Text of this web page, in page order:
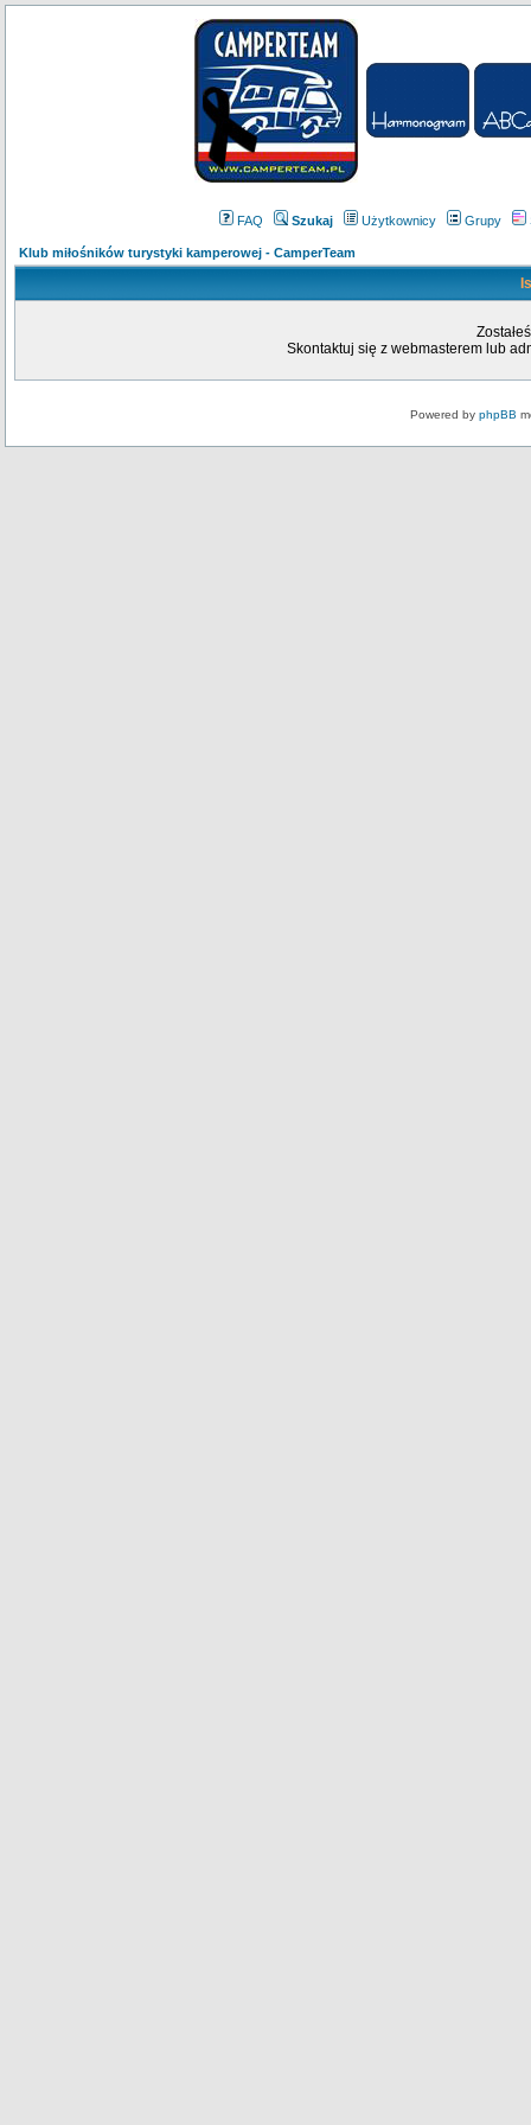
FAQ Szukaj Użytkownicy Grupy
Klub miłośników turystyki kamperowej - CamperTeam
Skontaktuj się z webmasterem lub
Powered by phpBB